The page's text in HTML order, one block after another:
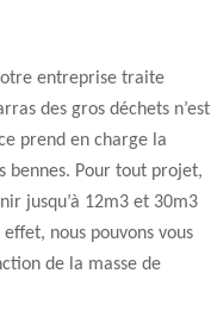
entreprise traite
des gros déchets n’est
prend en charge la
bennes. Pour tout projet,
jusqu’à 12m3 et 30m3
nous pouvons vous
de la masse de